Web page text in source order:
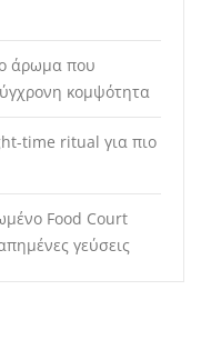
άρωμα που
κομψότητα
time ritual για πιο
Food Court
γεύσεις